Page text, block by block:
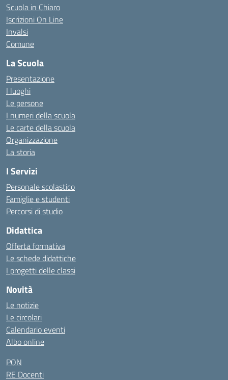
Scuola in Chiaro
Iscrizioni On Line
Invalsi
Comune
La Scuola
Presentazione
I luoghi
Le persone
I numeri della scuola
Le carte della scuola
Organizzazione
La storia
I Servizi
Personale scolastico
Famiglie e studenti
Percorsi di studio
Didattica
Offerta formativa
Le schede didattiche
I progetti delle classi
Novità
Le notizie
Le circolari
Calendario eventi
Albo online
PON
RE Docenti